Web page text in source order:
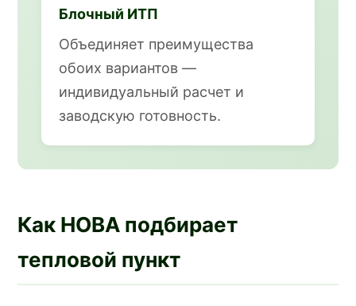
Блочный ИТП
Объединяет преимущества
обоих вариантов —
индивидуальный расчет и
заводскую готовность.
Как НОВА подбирает
тепловой пункт